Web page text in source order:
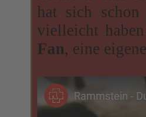
hat sich
vielleicht
Fan, eine